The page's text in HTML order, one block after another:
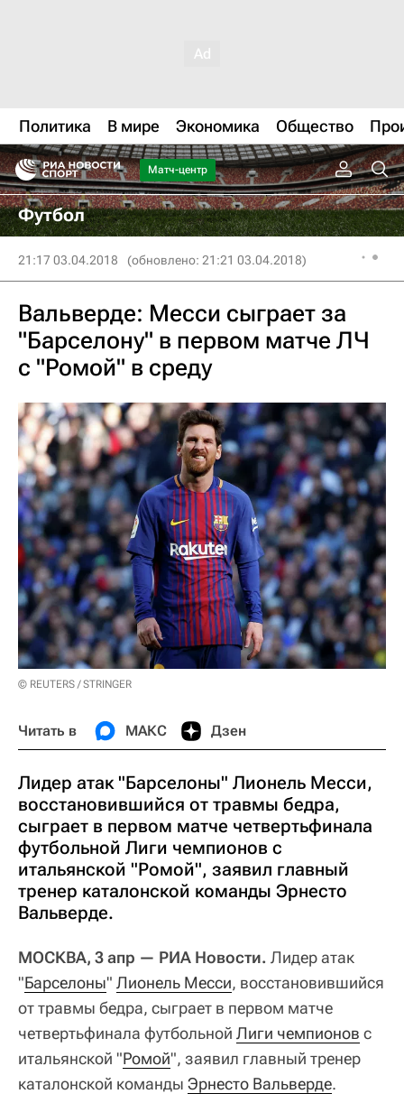
Политика В мире Экономика Общество
Матч-центр
Футбол
21:17 03.04.2018 (обновлено: 21:21 03.04.2018)
Вальверде: Месси сыграет за
"Барселону" в первом матче ЛЧ
с "Ромой" в среду
© REUTERS / STRINGER
Читать в МАКС Дзен
Лидер атак "Барселоны" Лионель Месси,
восстановившийся от травмы бедра,
сыграет в первом матче четвертьфинала
футбольной Лиги чемпионов с
итальянской "Ромой", заявил главный
тренер каталонской команды Эрнесто
Вальверде.
МОСКВА, 3 апр — РИА Новости. Лидер атак
"Барселоны" Лионель Месси, восстановившийся
от травмы бедра, сыграет в первом матче
четвертьфинала футбольной Лиги чемпионов с
итальянской "Ромой", заявил главный тренер
каталонской команды Эрнесто Вальверде.